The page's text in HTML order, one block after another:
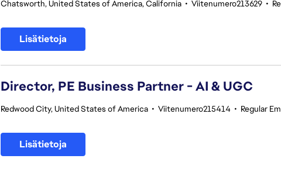
Chatsworth, United States of America, California • Viitenumero213629 •
Lisätietoja
Director, PE Business Partner - AI & UGC
Redwood City, United States of America • Viitenumero215414 • Regular
Lisätietoja